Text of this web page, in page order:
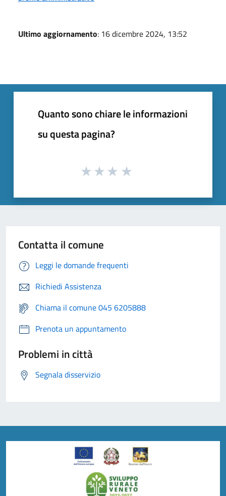
Ultimo aggiornamento: 16 dicembre 2024, 13:52
Quanto sono chiare le informazioni
su questa pagina?
Contatta il comune
Leggi le domande frequenti
Richiedi Assistenza
Chiama il comune 045 6205888
Prenota un appuntamento
Problemi in città
Segnala disservizio